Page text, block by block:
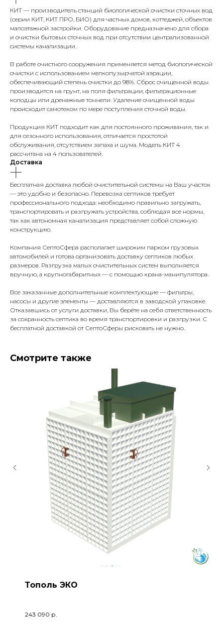
КИТ — производитель станций биологической очистки сточных вод
(серии КИТ, КИТ ПРО, БИО) для частных домов, коттеджей, объектов
малоэтажной застройки. Оборудование предназначено для сбора
и очистки бытовых сточных вод при отсутствии централизованной
системы канализации.
В работе очистного сооружения применяется метод биологической
очистки с использованием мелкопузырчатой аэрации,
обеспечивающий степень очистки до 98%. Сброс очищенной воды
производится на грунт, на поля фильтрации, фильтрационные
колодцы или дренажные тоннели. Удаление очищенной воды
происходит самотеком по мере поступления сточной воды.
Продукция КИТ подходит как для постоянного проживания, так и
для сезонного использования, отличается простотой
обслуживания, отсутствием запаха и шума. Модель КИТ 4
рассчитана на 4 пользователей.
Доставка
Бесплатная доставка любой очистительной системы на Ваш участок
— это удобно и безопасно. Перевозка септиков требует
профессионального подхода: необходимо правильно загружать,
транспортировать и разгружать устройства, соблюдая все нормы,
так как автономная канализация представляет собой сложную
конструкцию.
Компания СептоСфера располагает широким парком грузовых
автомобилей и готова организовать доставку септиков любых
размеров. Разгрузка малых очистительных систем выполняется
вручную, а крупногабаритных — с помощью крана-манипулятора.
Все заказанные дополнительные комплектующие — фильтры,
насосы и другие элементы — доставляются в заводской упаковке.
Отказавшись от услуги доставки, Вы берёте на себя ответственность
за сохранность септика во время транспортировки и разгрузки. С
бесплатной доставкой от СептоСферы рисковать не нужно.
Смотрите также
Тополь ЭКО
243 090 р.